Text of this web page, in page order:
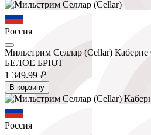
Россия
Мильстрим Селлар (Cellar)
БЕЛОЕ БРЮТ
1 349.99 ₽
В корзину
Россия